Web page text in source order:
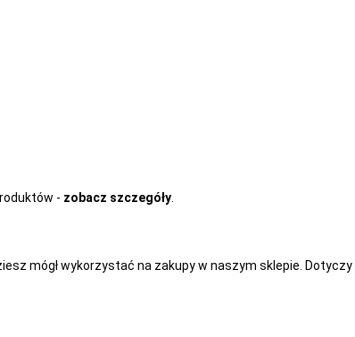
- zobacz szczegóły
mógł wykorzystać na zakupy w naszym sklepie. Dotyczy